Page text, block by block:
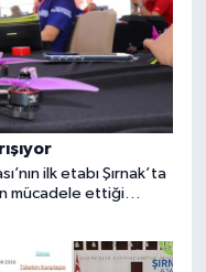
ilk etabı Şırnak’ta
mücadele ettiği